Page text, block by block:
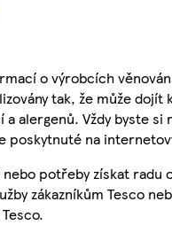
o výrobcích
tak, že může dojít
alergenů. Vždy byste
poskytnuté na
potřeby získat radu
zákazníkům Tesco